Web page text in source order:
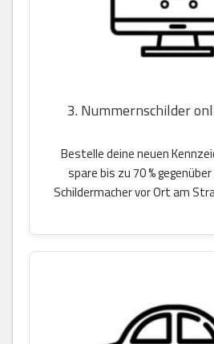
3. Nummernschilder
Bestelle deine neuen
spare bis zu 70 %
Schildermacher vor Ort am